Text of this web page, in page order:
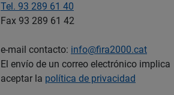
Tel. 93 289 61 40
Fax 93 289 61 42
e-mail contacto: info@fira2000.cat
El envío de un correo electrónico implica
aceptar la política de privacidad